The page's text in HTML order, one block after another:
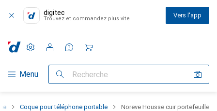
digitec
Trouvez et commandez plus vite Vers l'app
Navigation par catégorie
Menu Recherche
Paramètres
Compte client
Listes de comparaison
Listes d'envies
Panier
Coque pour téléphone portable Noreve Housse cuir portefeuille